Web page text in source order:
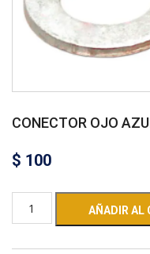
CONECTOR OJO
$ 100
AÑADIR AL